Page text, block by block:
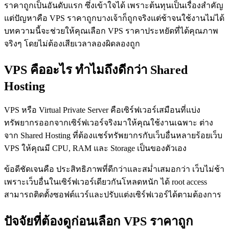
ราคาถูกเป็นอันดับแรก ซึ่งเข้าใจได้ เพราะต้นทุนเป็นเรื่องสำคัญ
แต่ปัญหาคือ VPS ราคาถูกบางเจ้าก็ถูกจริงแต่ช้าจนใช้งานไม่ได้
บทความนี้จะช่วยให้คุณเลือก VPS ราคาประหยัดที่ได้คุณภาพ
จริงๆ โดยไม่ต้องเสียเวลาลองผิดลองถูก
VPS คืออะไร ทำไมถึงดีกว่า Shared
Hosting
VPS หรือ Virtual Private Server คือเซิร์ฟเวอร์เสมือนที่แบ่ง
ทรัพยากรออกจากเซิร์ฟเวอร์จริงมาให้คุณใช้งานเฉพาะ ต่าง
จาก Shared Hosting ที่ต้องแชร์ทรัพยากรกับเว็บอื่นหลายร้อยเว็บ
VPS ให้คุณมี CPU, RAM และ Storage เป็นของตัวเอง
ข้อดีชัดเจนคือ ประสิทธิภาพที่ดีกว่าและสม่ำเสมอกว่า เว็บไม่ช้า
เพราะเว็บอื่นในเซิร์ฟเวอร์เดียวกันโหลดหนัก ได้ root access
สามารถติดตั้งซอฟต์แวร์และปรับแต่งเซิร์ฟเวอร์ได้ตามต้องการ
ปัจจัยที่ต้องดูก่อนเลือก VPS ราคาถูก